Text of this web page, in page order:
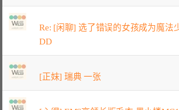
Re: [闲聊] 选了错误的女孩成为魔法
DD
[正妹] 瑞典 一张